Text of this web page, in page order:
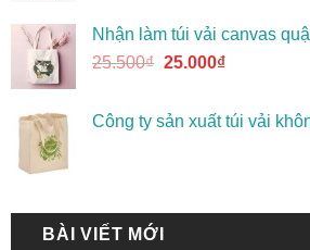
Nhận làm túi vải canvas
25.500₫ 25.000₫
Công ty sản xuất túi vải
BÀI VIẾT MỚI